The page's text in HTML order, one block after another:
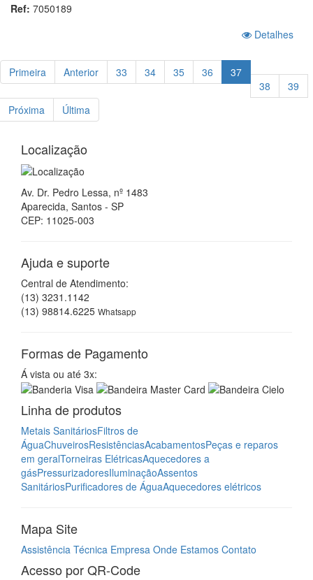
Ref: 7050189
Detalhes
Primeira Anterior 33 34 35 36
37
38
39
Próxima
Última
Localização
Av. Dr. Pedro Lessa, nº 1483
Aparecida, Santos - SP
CEP: 11025-003
Ajuda e suporte
Central de Atendimento:
(13) 3231.1142
(13) 98814.6225 Whatsapp
Formas de Pagamento
Á vista ou até 3x:
Linha de produtos
Metais SanitáriosFiltros de
ÁguaChuveirosResistênciasAcabamentosPeças e reparos
em geralTorneiras ElétricasAquecedores a
gásPressurizadoresIluminaçãoAssentos
SanitáriosPurificadores de ÁguaAquecedores elétricos
Mapa Site
Assistência Técnica Empresa Onde Estamos Contato
Acesso por QR-Code